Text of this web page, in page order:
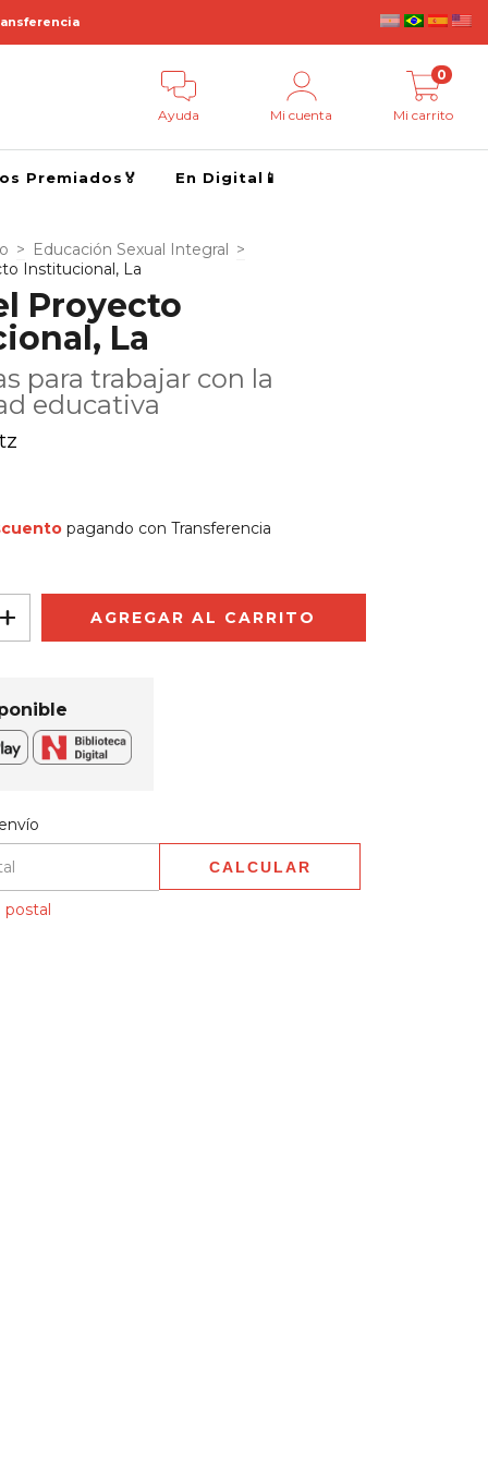
Ayuda Mi cuenta Mi carrito
0
Premiados🏅 En Digital📱
> Educación Sexual Integral >
Institucional, La
Proyecto
La
para trabajar con la
educativa
pagando con Transferencia
CALCULAR
postal